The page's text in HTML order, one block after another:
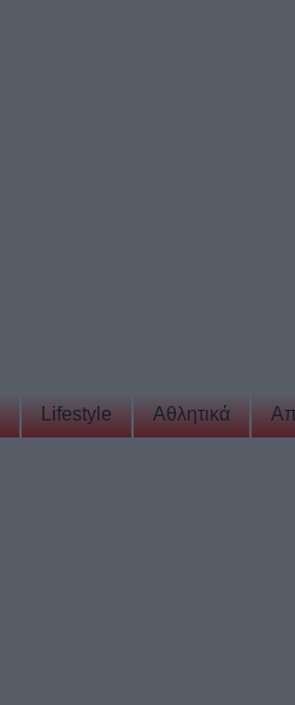
Lifestyle Αθλητικά